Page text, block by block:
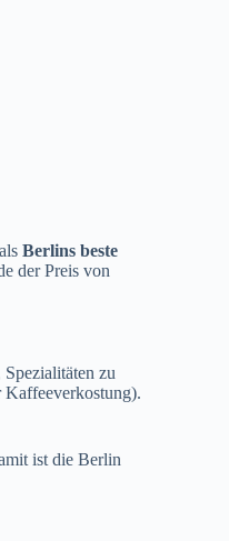
Berlins beste
der Preis von
zu
ist die Berlin